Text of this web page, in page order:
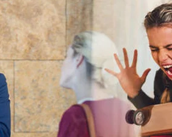
Doanh và Vận Hành Mô Hình Ẩm
Ăn
Trưởng
Chuyên Nghiệp
Chuyên Nghiệp
Bartending Chuyên Nghiệp
Chế Đặc Biệt
Chế Tổng Hợp
Lý Bar
Cà Phê